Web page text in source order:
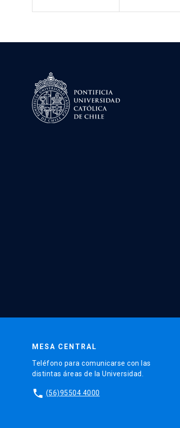
MESA CENTRAL
Teléfono para comunicarse con las
distintas áreas de la Universidad.
phone (56)95504 4000